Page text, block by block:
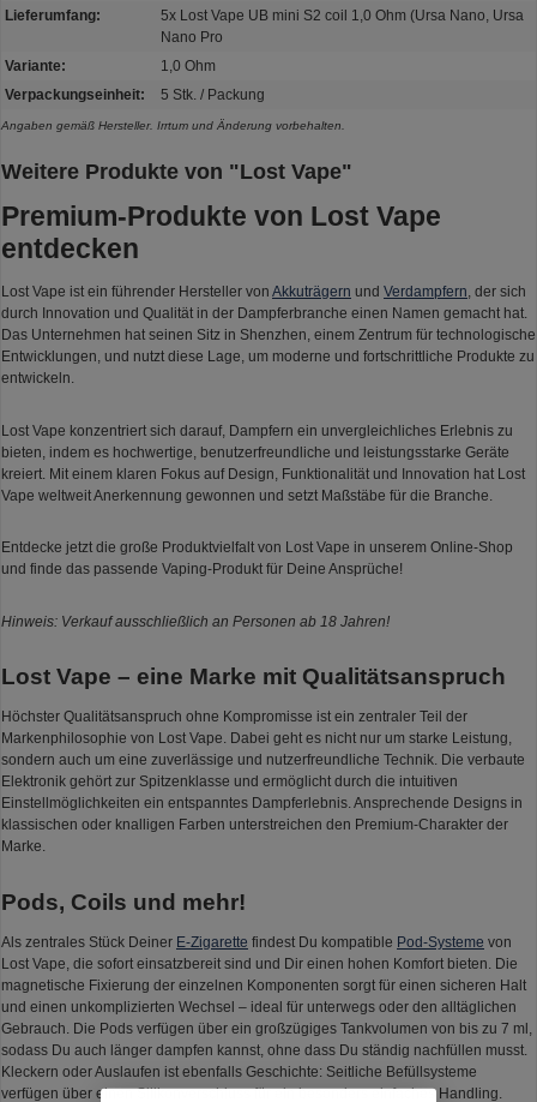
Lieferumfang:
5x Lost Vape UB mini S2 coil 1,0 Ohm (Ursa Nano, Ursa
Nano Pro
Variante:
1,0 Ohm
Verpackungseinheit:
5 Stk. / Packung
Angaben gemäß Hersteller. Irrtum und Änderung vorbehalten.
Weitere Produkte von "Lost Vape"
Premium-Produkte von Lost Vape
entdecken
Lost Vape ist ein führender Hersteller von Akkuträgern und Verdampfern, der sich
durch Innovation und Qualität in der Dampferbranche einen Namen gemacht hat.
Das Unternehmen hat seinen Sitz in Shenzhen, einem Zentrum für technologische
Entwicklungen, und nutzt diese Lage, um moderne und fortschrittliche Produkte zu
entwickeln.
Lost Vape konzentriert sich darauf, Dampfern ein unvergleichliches Erlebnis zu
bieten, indem es hochwertige, benutzerfreundliche und leistungsstarke Geräte
kreiert. Mit einem klaren Fokus auf Design, Funktionalität und Innovation hat Lost
Vape weltweit Anerkennung gewonnen und setzt Maßstäbe für die Branche.
Entdecke jetzt die große Produktvielfalt von Lost Vape in unserem Online-Shop
und finde das passende Vaping-Produkt für Deine Ansprüche!
Hinweis: Verkauf ausschließlich an Personen ab 18 Jahren!
Lost Vape – eine Marke mit Qualitätsanspruch
Höchster Qualitätsanspruch ohne Kompromisse ist ein zentraler Teil der
Markenphilosophie von Lost Vape. Dabei geht es nicht nur um starke Leistung,
sondern auch um eine zuverlässige und nutzerfreundliche Technik. Die verbaute
Elektronik gehört zur Spitzenklasse und ermöglicht durch die intuitiven
Einstellmöglichkeiten ein entspanntes Dampferlebnis. Ansprechende Designs in
klassischen oder knalligen Farben unterstreichen den Premium-Charakter der
Marke.
Pods, Coils und mehr!
Als zentrales Stück Deiner E-Zigarette findest Du kompatible Pod-Systeme von
Lost Vape, die sofort einsatzbereit sind und Dir einen hohen Komfort bieten. Die
magnetische Fixierung der einzelnen Komponenten sorgt für einen sicheren Halt
und einen unkomplizierten Wechsel – ideal für unterwegs oder den alltäglichen
Gebrauch. Die Pods verfügen über ein großzügiges Tankvolumen von bis zu 7 ml,
sodass Du auch länger dampfen kannst, ohne dass Du ständig nachfüllen musst.
Kleckern oder Auslaufen ist ebenfalls Geschichte: Seitliche Befüllsysteme
verfügen über einen Silikonverschluss für ein besonders einfaches Handling.